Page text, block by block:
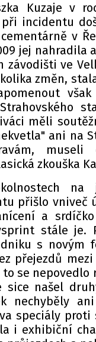
Kuzaje v
incidentu
v
jej nahradila
ve
změn,
měli
ani na
museli
zkouška
přišlo vniveč
a
stále je.
s novým
přejezdů
se nepovedlo
našel
nechyběly
speciály proti
i exhibiční